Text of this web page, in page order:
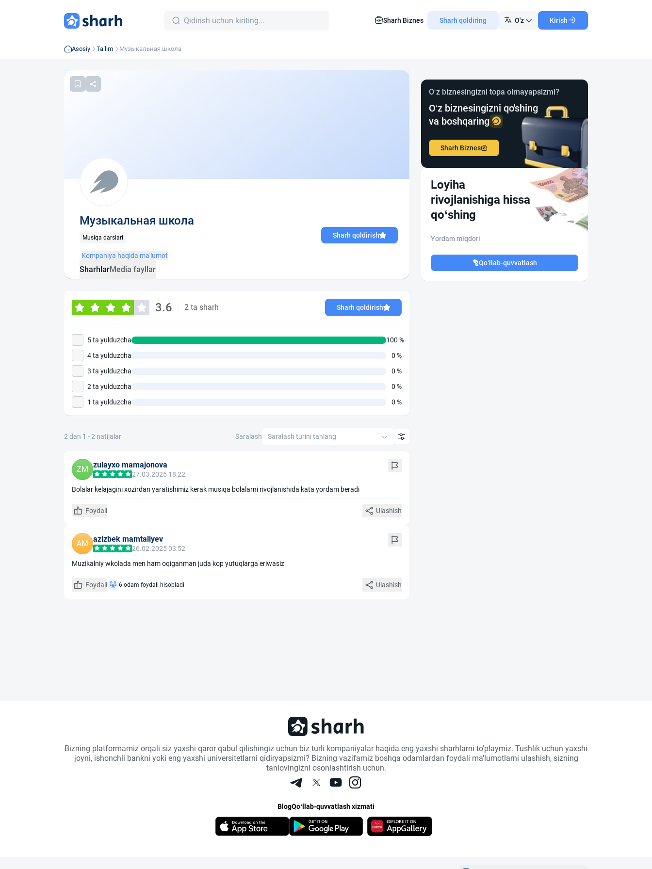
Sharh Biznes Sharh qoldiring O'z Kirish
Asosiy Ta’lim Музыкальная школа
Музыкальная школа
Musiqa darslari Sharh qoldirish
Kompaniya haqida ma'lumot
SharhlarMedia fayllar
3.6 2 ta sharh Sharh qoldirish
5 ta yulduzcha
100 %
4 ta yulduzcha
0 %
3 ta yulduzcha
0 %
2 ta yulduzcha
0 %
1 ta yulduzcha
0 %
2 dan 1 - 2 natijalar Saralash Saralash turini tanlang
ZM zulayxo mamajonova
27.03.2025 18:22
Bolalar kelajagini xozirdan yaratishimiz kerak musiqa bolalarni rivojlanishida kata yordam beradi
Foydali Ulashish
AM azizbek mamtaliyev
26.02.2025 03:52
Muzikalniy wkolada men ham oqiganman juda kop yutuqlarga eriwasiz
Foydali 6 odam foydali hisobladi Ulashish
O‘z biznesingizni topa olmayapsizmi?
O‘z biznesingizni qo'shing
va boshqaring
Sharh Biznes
Loyiha
rivojlanishiga hissa
qo‘shing
Yordam miqdori
Qo‘llab-quvvatlash
Bizning platformamiz orqali siz yaxshi qaror qabul qilishingiz uchun biz turli kompaniyalar haqida eng yaxshi sharhlarni to'playmiz. Tushlik uchun yaxshi
joyni, ishonchli bankni yoki eng yaxshi universitetlarni qidiryapsizmi? Bizning vazifamiz boshqa odamlardan foydali ma'lumotlarni ulashish, sizning
tanlovingizni osonlashtirish uchun.
BlogQo‘llab-quvvatlash xizmati